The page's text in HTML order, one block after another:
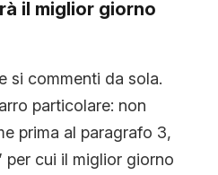
il miglior giorno
si commenti da sola.
particolare: non
prima al paragrafo 3,
per cui il miglior giorno